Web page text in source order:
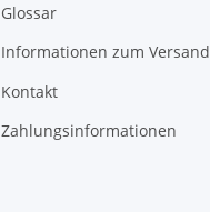
Glossar
Informationen zum Versand
Kontakt
Zahlungsinformationen